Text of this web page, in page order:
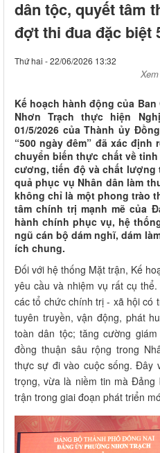
dân tộc, quyết tâm
đợt thi đua đặc biệt
Thứ hai - 22/06/2026 13:32
Kế hoạch hành động của
Nhơn Trạch thực hiện
01/5/2026 của Thành ủy
“500 ngày đêm” đã xác
chuyển biến thực chất về
cương, tiến độ và chất lượng
quả phục vụ Nhân dân làm
không chỉ là một phong trào
tâm chính trị mạnh mẽ của
hành chính phục vụ, hệ
ngũ cán bộ dám nghĩ, dám
ích chung.
Đối với hệ thống Mặt trận, Kế
yêu cầu và nhiệm vụ rất cụ
các tổ chức chính trị - xã hội có
tuyên truyền, vận động, phát
toàn dân tộc; tăng cường
đồng thuận sâu rộng trong
thực sự đi vào cuộc sống. Đây
trọng, vừa là niềm tin mà
trận trong giai đoạn phát triển